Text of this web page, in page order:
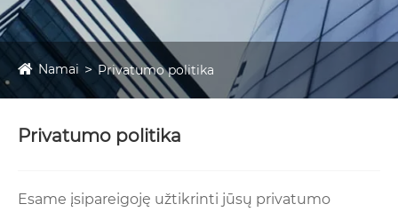
Namai Privatumo politika
Privatumo politika
Esame įsipareigoję užtikrinti jūsų privatumo